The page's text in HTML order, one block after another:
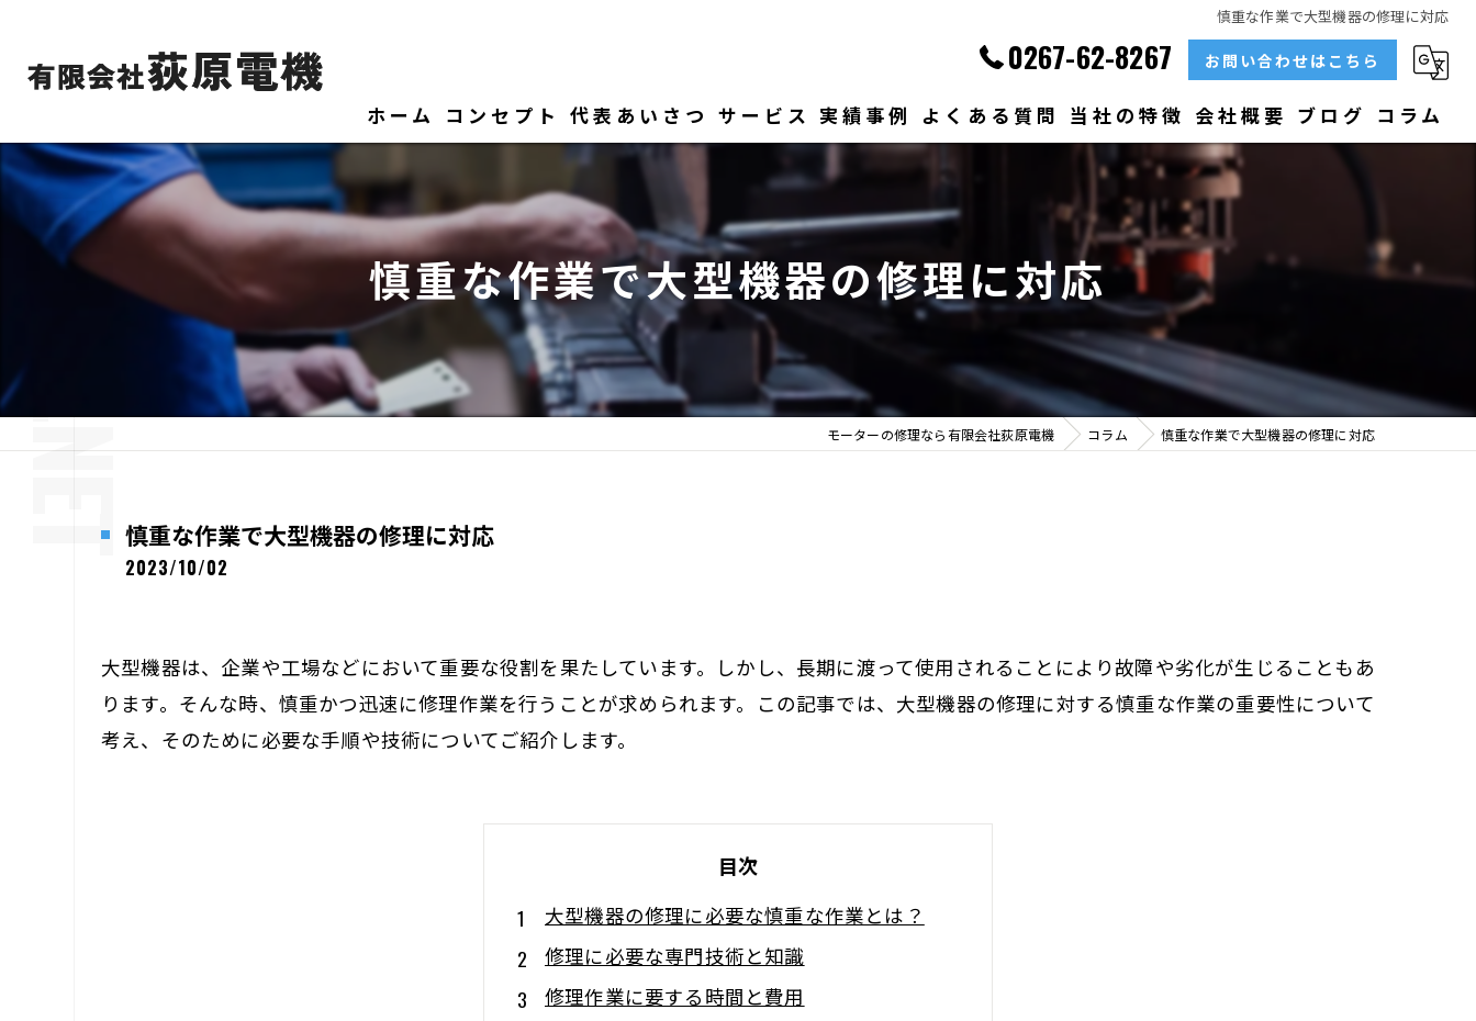
慎重な作業で大型機器の修理に対応
0267-62-8267 お問い合わせはこちら
ホーム コンセプト 代表あいさつ サービス 実績事例 よくある質問 当社の特徴
ベアリング
大型
メンテナンス
販売
会社概要 ブログ コラム
慎重な作業で大型機器の修理に対応
モーターの修理なら有限会社荻原電機 コラム 慎重な作業で大型機器の修理に対応
慎重な作業で大型機器の修理に対応
2023/10/02
大型機器は、企業や工場などにおいて重要な役割を果たしています。しかし、長期に渡って使用されることにより故障や劣化が生じることもあ
ります。そんな時、慎重かつ迅速に修理作業を行うことが求められます。この記事では、大型機器の修理に対する慎重な作業の重要性について
考え、そのために必要な手順や技術についてご紹介します。
目次
大型機器の修理に必要な慎重な作業とは？
修理に必要な専門技術と知識
修理作業に要する時間と費用